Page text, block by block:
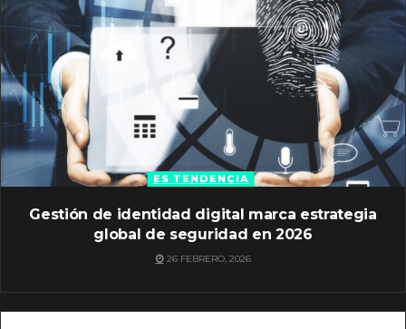
ES TENDENCIA
Gestión de identidad digital marca estrategia
global de seguridad en 2026
26 FEBRERO, 2026